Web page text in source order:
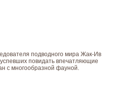
подводного мира Жак-Ив
повидать впечатляющие
с многообразной фауной.